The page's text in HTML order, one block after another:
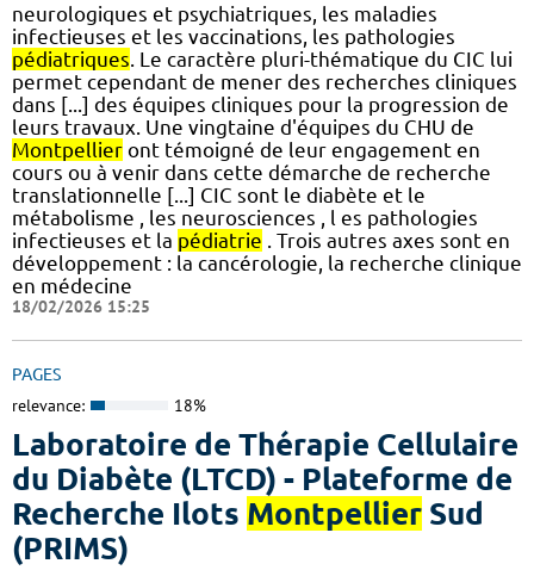
neurologiques et psychiatriques, les maladies
infectieuses et les vaccinations, les pathologies
pédiatriques . Le caractère pluri-thématique du CIC lui
permet cependant de mener des recherches cliniques
dans [...] des équipes cliniques pour la progression de
leurs travaux. Une vingtaine d'équipes du CHU de
Montpellier ont témoigné de leur engagement en
cours ou à venir dans cette démarche de recherche
translationnelle [...] CIC sont le diabète et le
métabolisme , les neurosciences , l es pathologies
infectieuses et la pédiatrie . Trois autres axes sont en
développement : la cancérologie, la recherche clinique
en médecine
18/02/2026 15:25
PAGES
relevance: 18%
Laboratoire de Thérapie Cellulaire
du Diabète (LTCD) - Plateforme de
Recherche Ilots Montpellier Sud
(PRIMS)